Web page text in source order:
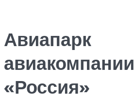
Авиапарк
авиакомпании
«Россия»